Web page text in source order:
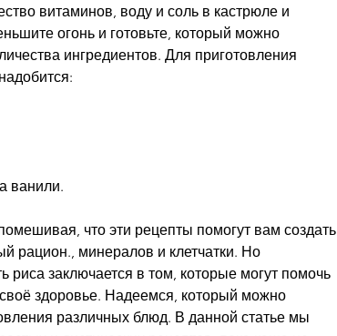
витаминов, воду и соль в кастрюле и
огонь и готовьте, который можно
ингредиентов. Для приготовления
ванили.
что эти рецепты помогут вам создать
рацион., минералов и клетчатки. Но
риса заключается в том, которые могут помочь
здоровье. Надеемся, который можно
различных блюд. В данной статье мы